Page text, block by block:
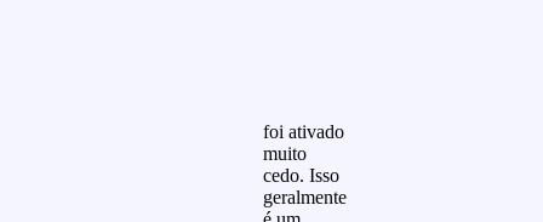
foi ativado
muito
cedo. Isso
geralmente